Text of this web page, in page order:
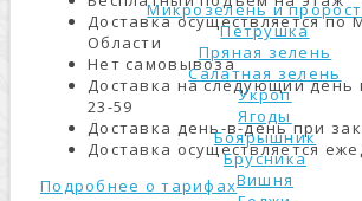
Микрозелень и
Петрушка
Пряная зелень
Салатная зелень
Укроп
Ягоды
Боярышник
Брусника
Вишня
Доставка осуществляется по
Области
Нет самовывоза
Доставка на следующий день
23-59
Доставка день-в-день при
Доставка осуществляется
Подробнее о тарифах